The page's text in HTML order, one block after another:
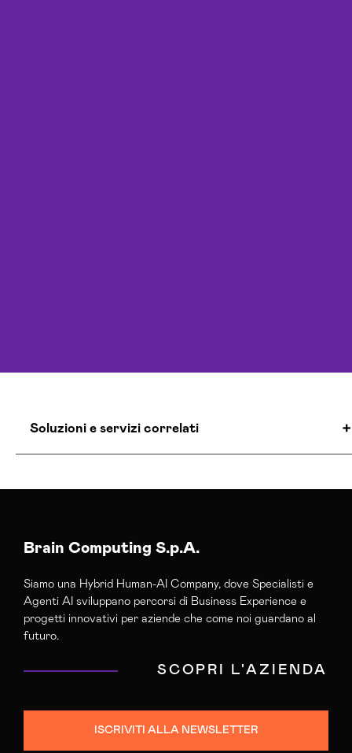
Soluzioni e servizi correlati
Servizi Hosting Parma
Brain Computing S.p.A.
Siamo una Hybrid Human-AI Company, dove Specialisti e
Agenti AI sviluppano percorsi di Business Experience e
progetti innovativi per aziende che come noi guardano al
futuro.
SCOPRI L'AZIENDA
ISCRIVITI ALLA NEWSLETTER